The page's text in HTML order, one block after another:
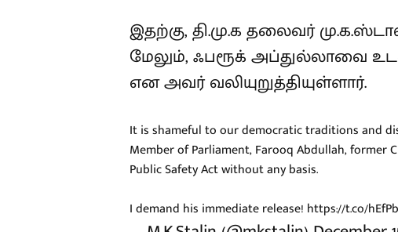
தெரிவித்துள்ளார். மேலும்,
விடுதலை செய்யவேண்டும் என
year old Member of Parliament, Farooq
being held under Public Safety Act without any
— M.K.Stalin (@mkstalin)December